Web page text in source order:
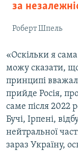
за
Роберт Шпель
«Оскільки я
можу сказати,
принципі
прийде Росія,
саме після 2022
Бучі, Ірпені,
нейтральної
зараз Україну,